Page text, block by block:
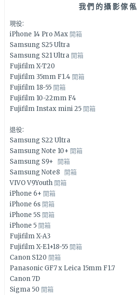
我們的攝影傢俬
現役:
iPhone 14 Pro Max 開箱
Samsung S25 Ultra
Samsung S21 Ultra 開箱
Fujifilm X-T20
Fujifilm 35mm F1.4 開箱
Fujifilm 18-55 開箱
Fujifilm 10-22mm F4
Fujifilm Instax mini 25 開箱
退役:
Samsung S22 Ultra
Samsung Note 10+ 開箱
Samsung S9+ 開箱
Samsung Note8 開箱
VIVO V9Youth 開箱
iPhone 6+ 開箱
iPhone 6s 開箱
iPhone 5S 開箱
iPhone 5 開箱
Fujifilm X-A3
Fujifilm X-E1+18-55 開箱
Canon S120 開箱
Panasonic GF7 x Leica 15mm F1.7
Canon 7D
Sigma 50 開箱